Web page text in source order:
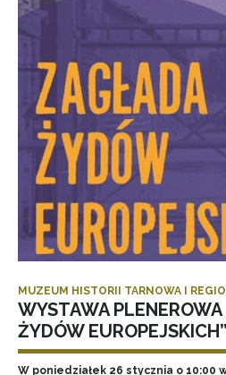
MUZEUM HISTORII TARNOWA I
WYSTAWA PLENEROWA
ŻYDÓW EUROPEJSKICH”
W poniedziałek 26 stycznia o 10:00